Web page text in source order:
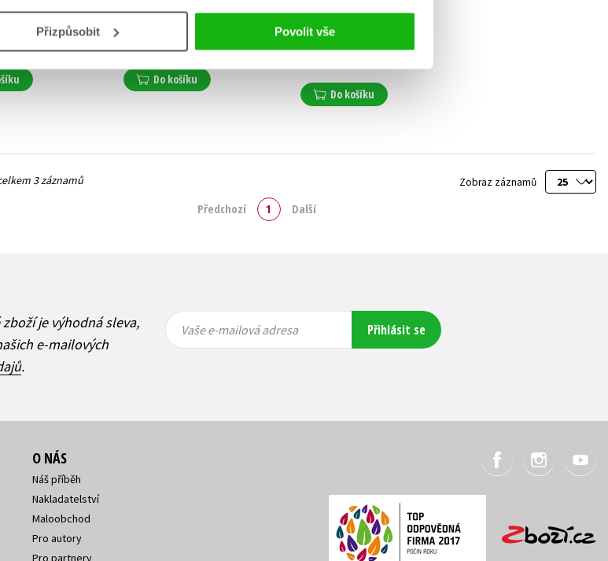
Přizpůsobit Povolit vše
Kč
Tomáš a kouzelný medvěd
232 Kč290 Kč
Do košíku
Víla Jasmínka a skřítek
Vendelín
Do košíku
Zobraz záznamů
3 záznamů
Předchozí 1 Další
je výhodná sleva,
e-mailových
.
Vaše e-
mailová
Vaše e-
mailová
Vaše e-mailová adresa Přihlásit se
O NÁS
Náš příběh
Nakladatelství
Maloobchod
Pro autory
Pro partnery